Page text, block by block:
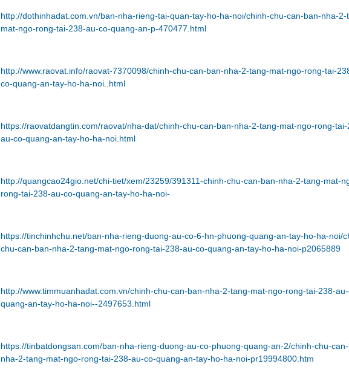
http://dothinhadat.com.vn/ban-nha-rieng-tai-quan-tay-ho-ha-noi/chinh-chu-can-ban-nha-2-
mat-ngo-rong-tai-238-au-co-quang-an-p-470477.html
http://www.raovat.info/raovat-7370098/chinh-chu-can-ban-nha-2-tang-mat-ngo-rong-tai-
co-quang-an-tay-ho-ha-noi..html
https://raovatdangtin.com/raovat/nha-dat/chinh-chu-can-ban-nha-2-tang-mat-ngo-rong-tai-
au-co-quang-an-tay-ho-ha-noi.html
http://quangcao24gio.net/chi-tiet/xem/23259/391311-chinh-chu-can-ban-nha-2-tang-mat-
rong-tai-238-au-co-quang-an-tay-ho-ha-noi-
https://tinchinhchu.net/ban-nha-rieng-duong-au-co-6-hn-phuong-quang-an-tay-ho-ha-noi/
chu-can-ban-nha-2-tang-mat-ngo-rong-tai-238-au-co-quang-an-tay-ho-ha-noi-p2065889
http://www.timmuanhadat.com.vn/chinh-chu-can-ban-nha-2-tang-mat-ngo-rong-tai-238-
quang-an-tay-ho-ha-noi--2497653.html
https://tinbatdongsan.com/ban-nha-rieng-duong-au-co-phuong-quang-an-2/chinh-chu-
nha-2-tang-mat-ngo-rong-tai-238-au-co-quang-an-tay-ho-ha-noi-pr19994800.htm